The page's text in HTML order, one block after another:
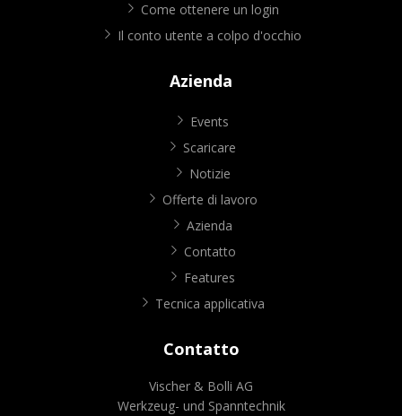
Come ottenere un login
Il conto utente a colpo d'occhio
Azienda
Events
Scaricare
Notizie
Offerte di lavoro
Azienda
Contatto
Features
Tecnica applicativa
Contatto
Vischer & Bolli AG
Werkzeug- und Spanntechnik